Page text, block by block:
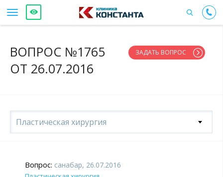
ВОПРОС №1765
ОТ 26.07.2016
ЗАДАТЬ ВОПРОС
Пластическая хирургия
Вопрос: санабар, 26.07.2016